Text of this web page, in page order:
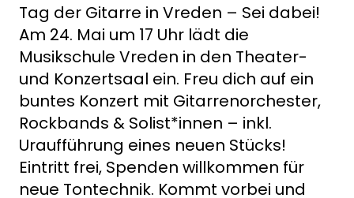
Tag der Gitarre in Vreden – Sei dabei!
Am 24. Mai um 17 Uhr lädt die
Musikschule Vreden in den Theater-
und Konzertsaal ein. Freu dich auf ein
buntes Konzert mit Gitarrenorchester,
Rockbands & Solist*innen – inkl.
Uraufführung eines neuen Stücks!
Eintritt frei, Spenden willkommen für
neue Tontechnik. Kommt vorbei und